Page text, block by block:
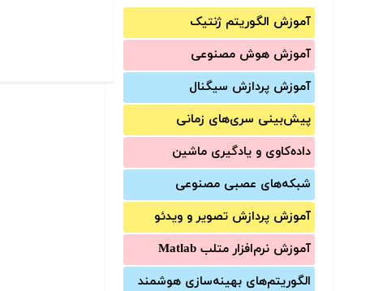
آموزش الگوریتم ژنتیک
آموزش‌ هوش مصنوعی
آموزش‌ پردازش سیگنال
پیش‌‌بینی سری‌‌های زمانی
داده‌کاوی و یادگیری ماشین
شبکه‌های عصبی مصنوعی
آموزش‌ پردازش تصویر و ویدئو
آموزش‌ نرم‌افزار متلب Matlab
الگوریتم‌های بهینه‌سازی هوشمند